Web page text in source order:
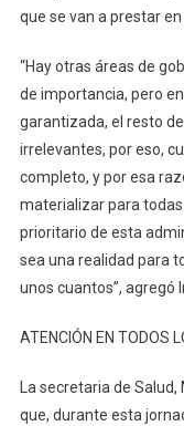
que se van a prestar
“Hay otras áreas de
de importancia, pero
garantizada, el resto
irrelevantes, por eso,
completo, y por esa
materializar para todas
prioritario de esta
sea una realidad para
unos cuantos”, agregó
ATENCIÓN EN TODOS
La secretaria de
que, durante esta